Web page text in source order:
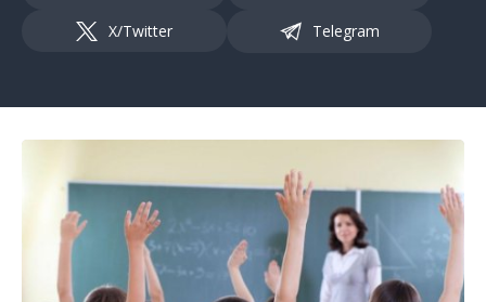
X/Twitter Telegram